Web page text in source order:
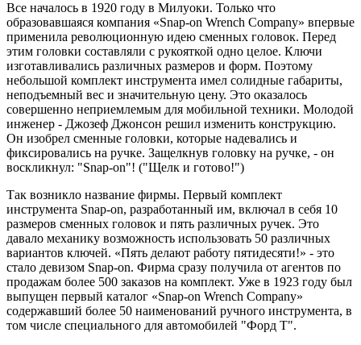
Все началось в 1920 году в Милуоки. Только что
образовавшаяся компания «Snap-on Wrench Company» впервые
применила революционную идею сменных головок. Перед
этим головки составляли с рукояткой одно целое. Ключи
изготавливались различных размеров и форм. Поэтому
небольшой комплект инструмента имел солидные габариты,
неподъемный вес и значительную цену. Это оказалось
совершенно неприемлемым для мобильной техники. Молодой
инженер - Джозеф Джонсон решил изменить конструкцию.
Он изобрел сменные головки, которые надевались и
фиксировались на ручке. Защелкнув головку на ручке, - он
воскликнул: "Snap-on"! ("Щелк и готово!")
Так возникло название фирмы. Первый комплект
инструмента Snap-on, разработанный им, включал в себя 10
размеров сменных головок и пять различных ручек. Это
давало механику возможность использовать 50 различных
вариантов ключей. «Пять делают работу пятидесяти!» - это
стало девизом Snap-on. Фирма сразу получила от агентов по
продажам более 500 заказов на комплект. Уже в 1923 году был
выпущен первый каталог «Snap-on Wrench Company»
содержавший более 50 наименований ручного инструмента, в
том числе специального для автомобилей "Форд Т".